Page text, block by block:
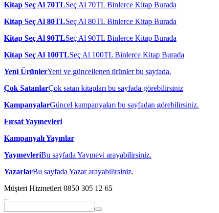
Kitap Seç Al 70TLSeç Al 70TL Binlerce Kitap Burada
Kitap Seç Al 80TLSeç Al 80TL Binlerce Kitap Burada
Kitap Seç Al 90TLSeç Al 90TL Binlerce Kitap Burada
Kitap Seç Al 100TLSeç Al 100TL Binlerce Kitap Burada
Yeni ÜrünlerYeni ve güncellenen ürünler bu sayfada.
Çok SatanlarÇok satan kitapları bu sayfada görebilirsiniz
KampanyalarGüncel kampanyaları bu sayfadan görebilirsiniz.
Fırsat Yayınevleri
Kampanyalı Yayınlar
YayınevleriBu sayfada Yayınevi arayabilirsiniz.
YazarlarBu sayfada Yazar arayabilirsiniz.
Müşteri Hizmetleri 0850 305 12 65